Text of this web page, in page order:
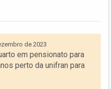
de 2023
em pensionato para
perto da unifran para